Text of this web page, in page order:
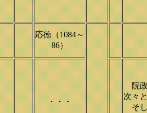
応徳（1084～
86）
・・・
院政
次々
そし